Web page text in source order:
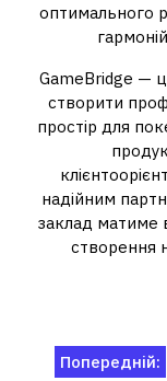
оптимального
GameBridge —
створити
простір для
надійним
заклад матиме
створення
Навігація
Попередній: